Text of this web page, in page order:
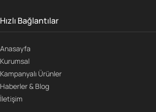
Hızlı Bağlantılar
Anasayfa
Kurumsal
Kampanyalı Ürünler
Haberler & Blog
İletişim